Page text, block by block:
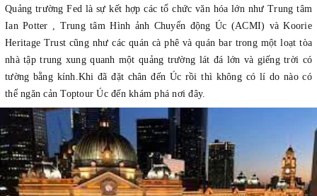
Quảng trường Fed là sự kết hợp các tổ chức văn hóa lớn như Trung tâm
Ian Potter , Trung tâm Hình ảnh Chuyển động Úc (ACMI) và Koorie
Heritage Trust cũng như các quán cà phê và quán bar trong một loạt tòa
nhà tập trung xung quanh một quảng trường lát đá lớn và giếng trời có
tường bằng kính.Khi đã đặt chân đến Úc rồi thì không có lí do nào có
thể ngăn cản Toptour Úc đến khám phá nơi đây.